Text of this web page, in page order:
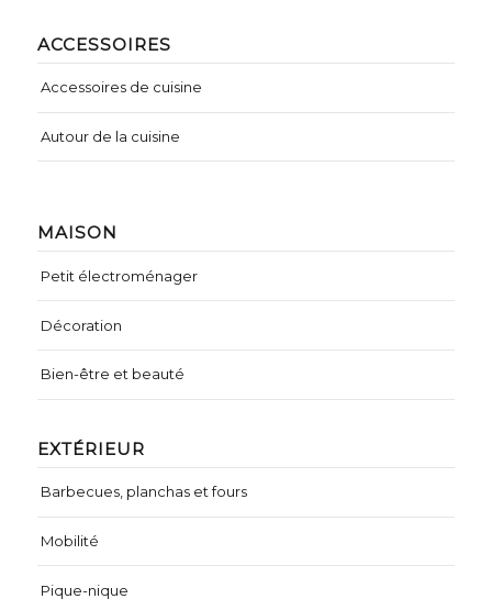
MAISON
Petit électroménager
Décoration
Bien-être et beauté
EXTÉRIEUR
Barbecues, planchas et fours
Mobilité
Pique-nique
ACCESSOIRES
Accessoires de cuisine
Autour de la cuisine